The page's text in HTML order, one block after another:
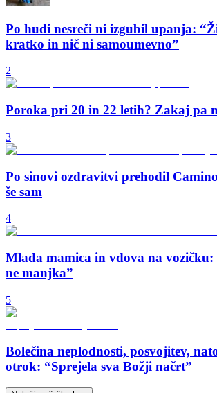
Po hudi nesreči ni izgubil upanja:
kratko in nič ni samoumevno”
2
Poroka pri 20 in 22 letih? Zakaj pa
3
Po sinovi ozdravitvi prehodil
še sam
4
Mlada mamica in vdova na
ne manjka”
5
Bolečina neplodnosti, posvojitev,
otrok: “Sprejela sva Božji načrt”